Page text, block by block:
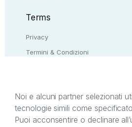
Terms
Privacy
Termini & Condizioni
Il presente sito web è di proprietà
Noi e alcuni partner selezionati
tecnologie simili come
Puoi acconsentire o declinare